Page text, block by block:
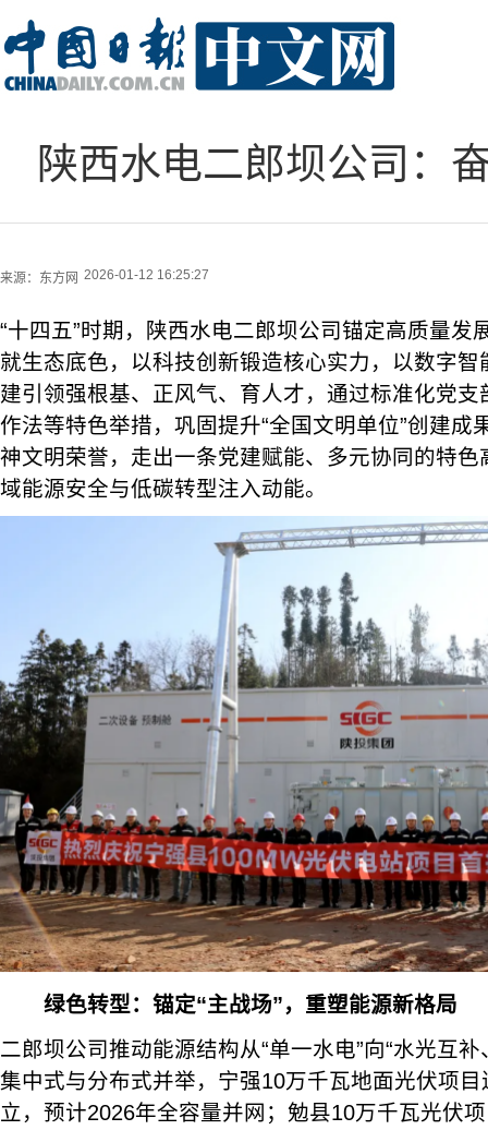
陕西水电二郎坝公司：
来源： 东方网 2026-01-12 16:25:27
“十四五”时期，陕西水电二郎坝公司锚定高质量发
就生态底色，以科技创新锻造核心实力，以数字
建引领强根基、正风气、育人才，通过标准化党支
作法等特色举措，巩固提升“全国文明单位”创建成
神文明荣誉，走出一条党建赋能、多元协同的特
域能源安全与低碳转型注入动能。
绿色转型：锚定“主战场”，重塑能源新格局
二郎坝公司推动能源结构从“单一水电”向“水光互
集中式与分布式并举，宁强10万千瓦地面光伏项
立，预计2026年全容量并网；勉县10万千瓦光伏